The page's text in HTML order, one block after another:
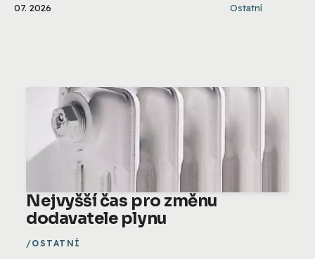
07. 2026
Ostatní
Nejvyšší čas pro změnu
dodavatele plynu
OSTATNÍ